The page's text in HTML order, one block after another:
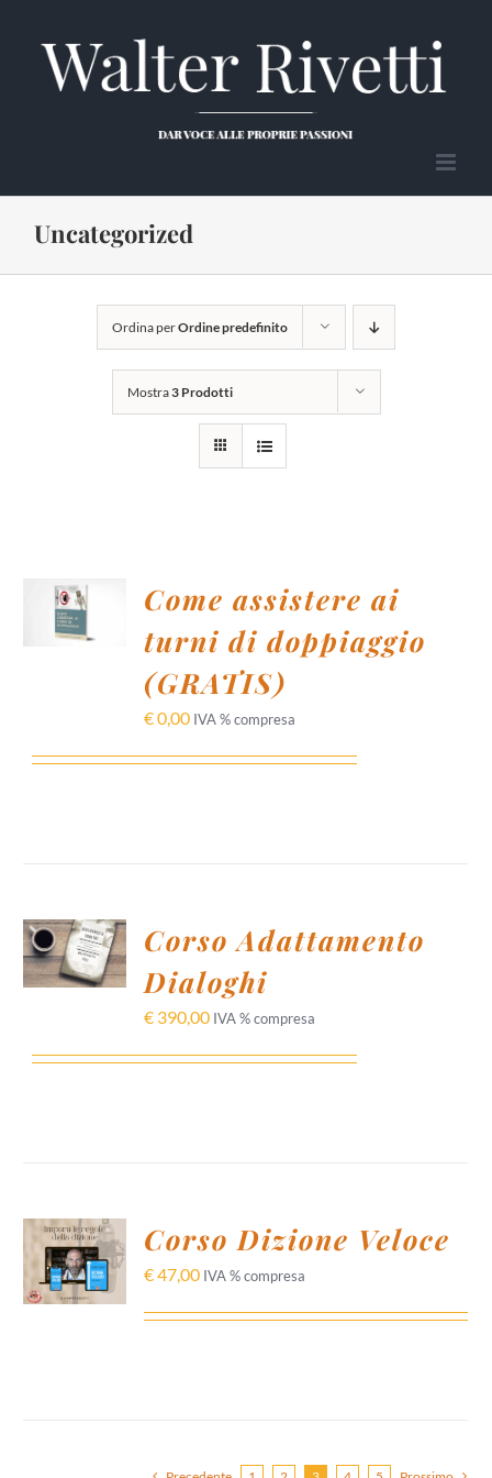
contenuto
Uncategorized
Ordina perOrdine predefinito
Mostra3 Prodotti
AL
CARRELLO
/
Come assistere ai
turni di doppiaggio
(GRATIS)
€0,00 IVA % compresa
AL
CARRELLO
/
Corso Adattamento
Dialoghi
€390,00 IVA % compresa
AGGIUNGI
AL
CARRELLO
/
DETTAGLI
Corso Dizione Veloce
€47,00 IVA % compresa